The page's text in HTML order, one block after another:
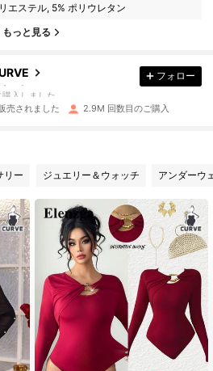
エステル, 5% ポリウレタン
もっと見る
ロワー
ロワー
購入しました
にフォローしました
ロワー
ロワー
ロワー
ロワー
フォロー
売されました 2.9M 回数目のご購入
リー ジュエリー＆ウォッチ アンダーウ